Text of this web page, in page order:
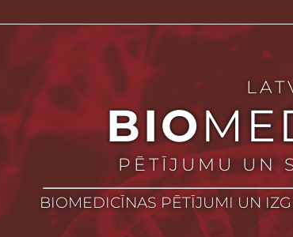
BIO
PĒTĪJUMU UN
BIOMEDICĪNAS PĒTĪJUMI UN